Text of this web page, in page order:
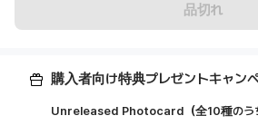
品切れ
購入者向け特典プレゼントキャン
Unreleased Photocard（全10種のうち